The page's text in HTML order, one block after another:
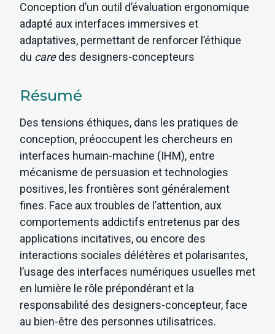
Conception d’un outil d’évaluation ergonomique
adapté aux interfaces immersives et
adaptatives, permettant de renforcer l’éthique
du caredes designers-concepteurs
Résumé
Des tensions éthiques, dans les pratiques de
conception, préoccupent les chercheurs en
interfaces humain-machine (IHM), entre
mécanisme de persuasion et technologies
positives, les frontières sont généralement
fines. Face aux troubles de l’attention, aux
comportements addictifs entretenus par des
applications incitatives, ou encore des
interactions sociales délétères et polarisantes,
l’usage des interfaces numériques usuelles met
en lumière le rôle prépondérant et la
responsabilité des designers-concepteur, face
au bien-être des personnes utilisatrices.